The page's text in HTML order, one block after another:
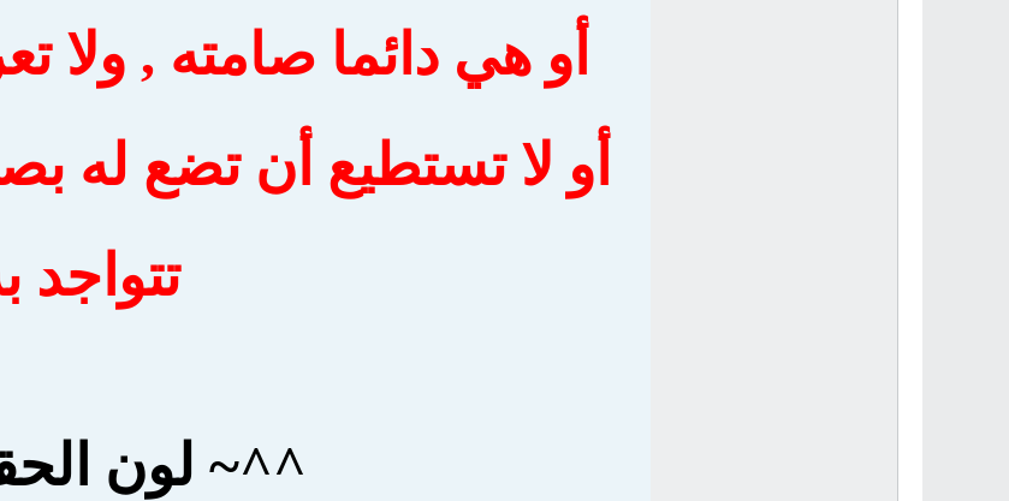
أو هي دائما صامته , ولا
أو لا تستطيع أن تضع له
تتواجد
^^~ لون